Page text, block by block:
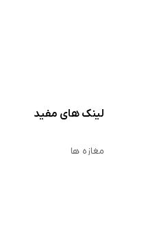
لینک های مفید
مغازه ها